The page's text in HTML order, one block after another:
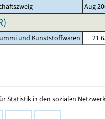
Aug
)
und Kunststoffwaren 21
Statistik in den sozialen